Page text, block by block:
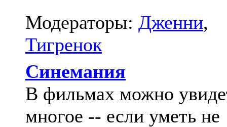
Модераторы: Дженни,
Тигренок
Синемания
В фильмах можно
многое -- если уметь не